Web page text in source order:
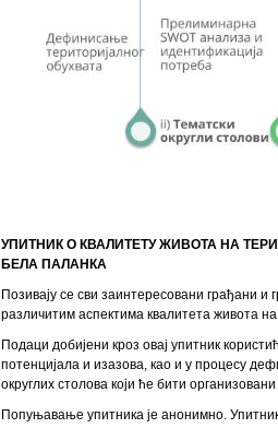
УПИТНИК О КВАЛИТЕТУ ЖИВОТА НА
БЕЛА ПАЛАНКА
Позивају се сви заинтересовани грађани и
различитим аспектима квалитета живота на
Подаци добијени кроз овај упитник
потенцијала и изазова, као и у процесу
округлих столова који ће бити
Попуњавање упитника је анонимно.